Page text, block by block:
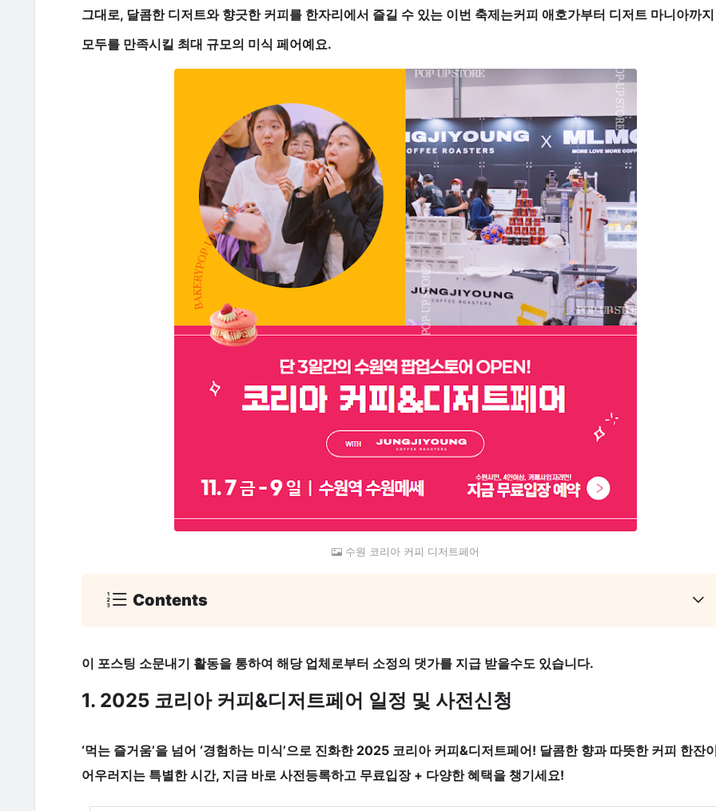
그대로, 달콤한 디저트와 향긋한 커피를 한자리에서 즐길 수 있는 이번 축제는커피 애호가부터 디저트 마니아까지
모두를 만족시킬 최대 규모의 미식 페어예요.
수원 코리아 커피 디저트페어
Contents
이 포스팅 소문내기 활동을 통하여 해당 업체로부터 소정의 댓가를 지급 받을수도 있습니다.
1. 2025 코리아 커피&디저트페어 일정 및 사전신청
‘먹는 즐거움’을 넘어 ‘경험하는 미식’으로 진화한 2025 코리아 커피&디저트페어! 달콤한 향과 따뜻한 커피 한잔
어우러지는 특별한 시간, 지금 바로 사전등록하고 무료입장 + 다양한 혜택을 챙기세요!